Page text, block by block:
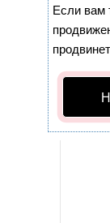
Если вам